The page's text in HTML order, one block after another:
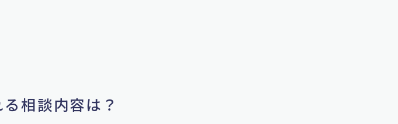
相談内容は？